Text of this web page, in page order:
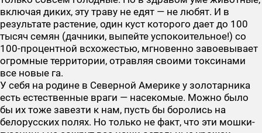
включая диких, эту траву не едят — не любят. И в
результате растение, один куст которого дает до 100
тысяч семян (дачники, выпейте успокоительное!) со
100-процентной всхожестью, мгновенно завоевывает
огромные территории, отравляя своими токсинами
все новые га.
У себя на родине в Северной Америке у золотарника
есть естественные враги — насекомые. Можно было
бы их тоже завезти к нам, пусть бы боролись на
белорусских полях. Но только не факт, что эти мошки-